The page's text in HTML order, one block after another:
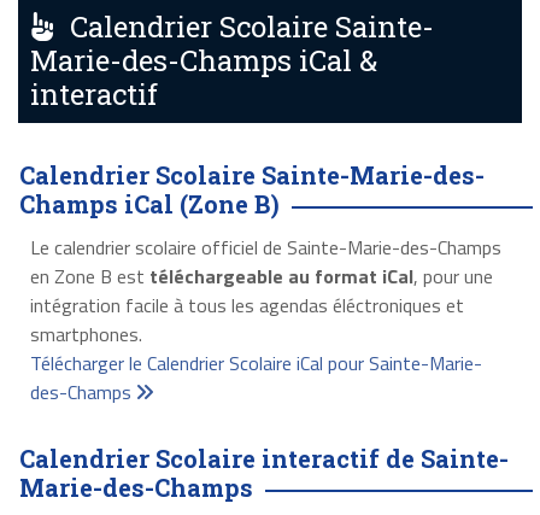
Calendrier Scolaire Sainte-
Marie-des-Champs iCal &
interactif
Calendrier Scolaire Sainte-Marie-des-
Champs iCal (Zone B)
Le calendrier scolaire officiel de Sainte-Marie-des-Champs
en Zone B est téléchargeable au format iCal, pour une
intégration facile à tous les agendas éléctroniques et
smartphones.
Télécharger le Calendrier Scolaire iCal pour Sainte-Marie-
des-Champs
Calendrier Scolaire interactif de Sainte-
Marie-des-Champs